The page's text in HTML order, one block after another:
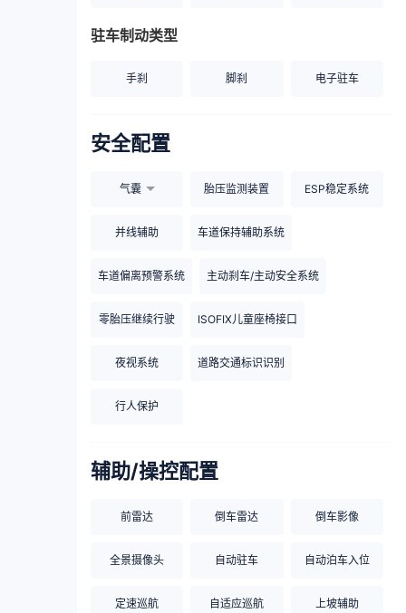
驻车制动类型
手刹 脚刹 电子驻车
安全配置
气囊 胎压监测装置 ESP稳定系统
并线辅助 车道保持辅助系统
车道偏离预警系统 主动刹车/主动安全系统
零胎压继续行驶 ISOFIX儿童座椅接口
夜视系统 道路交通标识识别
行人保护
辅助/操控配置
前雷达 倒车雷达 倒车影像
全景摄像头 自动驻车 自动泊车入位
定速巡航 自适应巡航 上坡辅助